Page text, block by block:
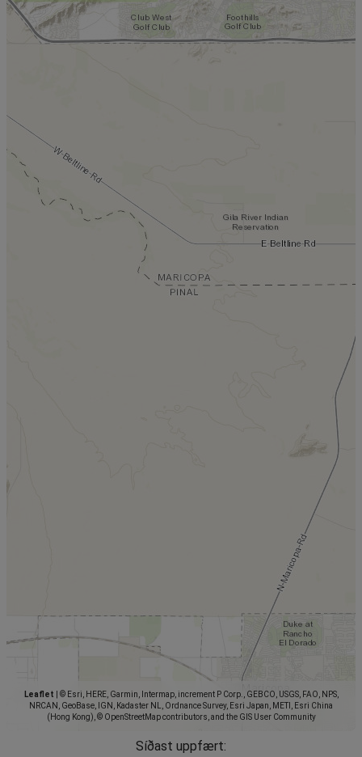
Leaflet
© Esri, HERE, Garmin, Intermap, increment P Corp., GEBCO, USGS, FAO, NPS,
NRCAN, GeoBase, IGN, Kadaster NL, Ordnance Survey, Esri Japan, METI, Esri China
(Hong Kong), © OpenStreetMap contributors, and the GIS User Community
Síðast uppfært: